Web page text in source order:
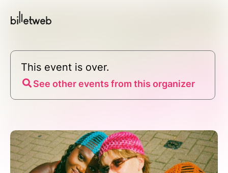
This event is over.
See other events from this organizer